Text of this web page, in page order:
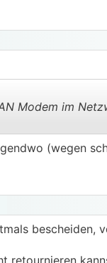
Modem im
(wegen
bescheiden,
retournieren